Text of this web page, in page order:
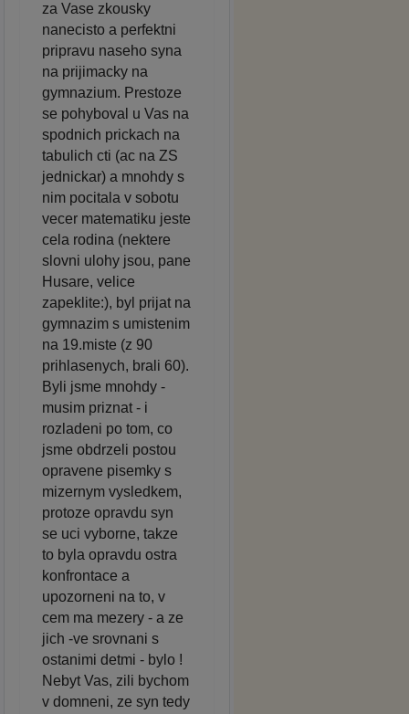
za Vase zkousky
nanecisto a perfektni
pripravu naseho syna
na prijimacky na
gymnazium. Prestoze
se pohyboval u Vas na
spodnich prickach na
tabulich cti (ac na ZS
jednickar) a mnohdy s
nim pocitala v sobotu
vecer matematiku jeste
cela rodina (nektere
slovni ulohy jsou, pane
Husare, velice
zapeklite:), byl prijat na
gymnazim s umistenim
na 19.miste (z 90
prihlasenych, brali 60).
Byli jsme mnohdy -
musim priznat - i
rozladeni po tom, co
jsme obdrzeli postou
opravene pisemky s
mizernym vysledkem,
protoze opravdu syn
se uci vyborne, takze
to byla opravdu ostra
konfrontace a
upozorneni na to, v
cem ma mezery - a ze
jich -ve srovnani s
ostanimi detmi - bylo !
Nebyt Vas, zili bychom
v domneni, ze syn tedy